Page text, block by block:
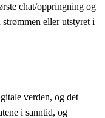
chat/oppringning og
eller utstyret i
verden, og det
i sanntid, og